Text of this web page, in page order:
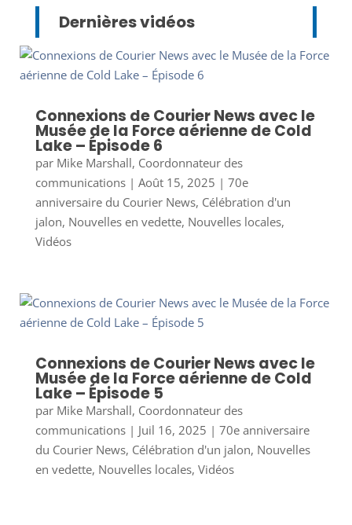
Dernières vidéos
Connexions de Courier News avec le
Musée de la Force aérienne de Cold
Lake – Épisode 6
par Mike Marshall, Coordonnateur des
communications| Août 15, 2025 | 70e
anniversaire du Courier News, Célébration d'un
jalon, Nouvelles en vedette, Nouvelles locales,
Vidéos
Connexions de Courier News avec le
Musée de la Force aérienne de Cold
Lake – Épisode 5
par Mike Marshall, Coordonnateur des
communications| Juil 16, 2025 | 70e anniversaire
du Courier News, Célébration d'un jalon, Nouvelles
en vedette, Nouvelles locales, Vidéos